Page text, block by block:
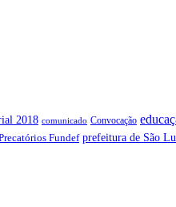
2018 comunicado Convocação
Fundef prefeitura de São